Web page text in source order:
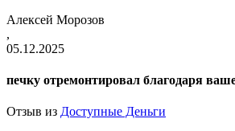
Алексей Морозов
,
05.12.2025
печку отремонтировал благодаря
Отзыв из Доступные Деньги